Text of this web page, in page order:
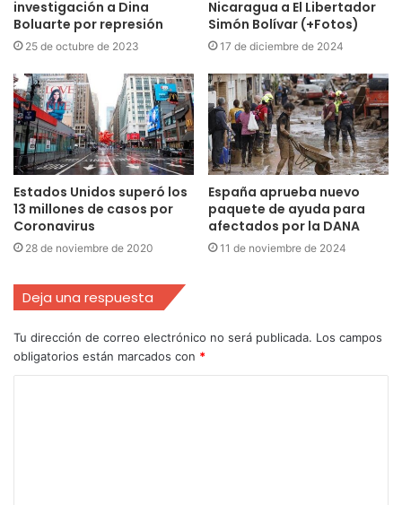
investigación a Dina
Boluarte por represión
25 de octubre de 2023
Nicaragua a El Libertador
Simón Bolívar (+Fotos)
17 de diciembre de 2024
Estados Unidos superó los
13 millones de casos por
Coronavirus
28 de noviembre de 2020
España aprueba nuevo
paquete de ayuda para
afectados por la DANA
11 de noviembre de 2024
Deja una respuesta
Tu dirección de correo electrónico no será publicada. Los campos
obligatorios están marcados con *